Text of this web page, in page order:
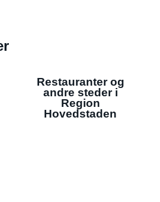
Restauranter og
andre steder i
Region
Hovedstaden